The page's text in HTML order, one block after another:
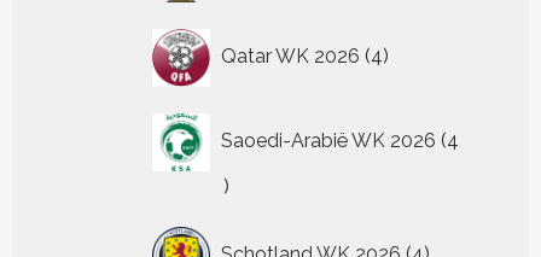
Qatar WK 2026 4
producten
Saoedi-Arabië WK 2026 4
4